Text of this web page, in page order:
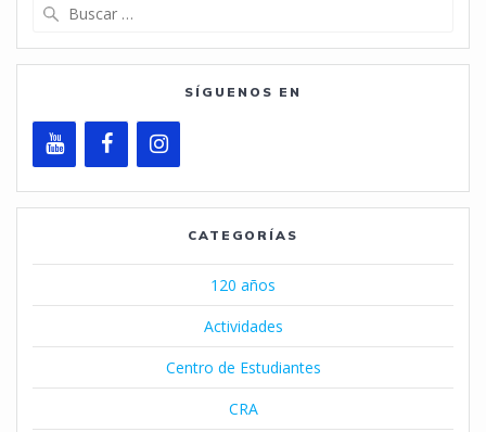
SÍGUENOS EN
CATEGORÍAS
120 años
Actividades
Centro de Estudiantes
CRA